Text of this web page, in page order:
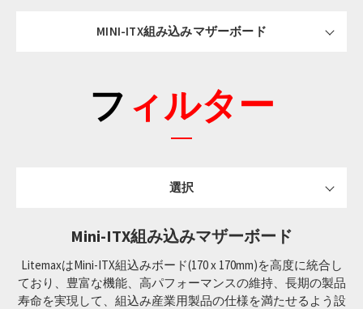
MINI-ITX組み込みマザーボード
フィルター
選択
Mini-ITX組み込みマザーボード
LitemaxはMini-ITX組込みボード(170 x 170mm)を高度に統合し
ており、豊富な機能、高パフォーマンスの維持、長期の製品
寿命を実現して、組込み産業用製品の仕様を満たせるよう設